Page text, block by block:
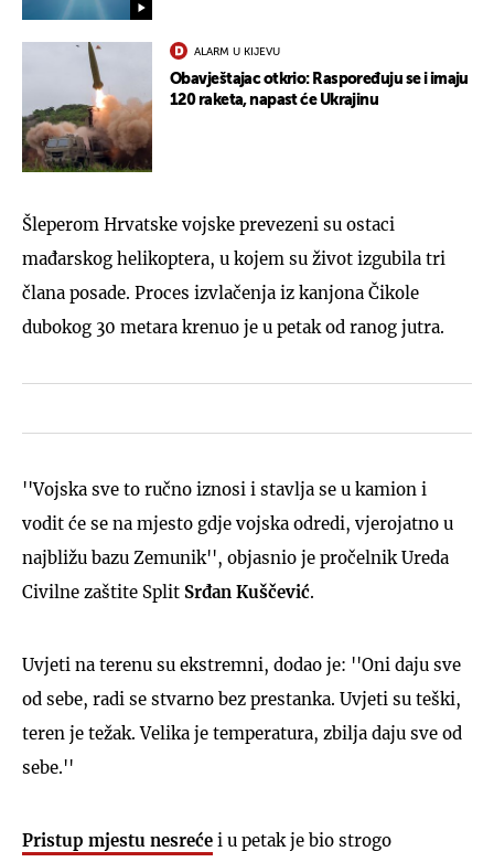
ALARM U KIJEVU
Obavještajac otkrio: Raspoređuju se i imaju
120 raketa, napast će Ukrajinu
Šleperom Hrvatske vojske prevezeni su ostaci
mađarskog helikoptera, u kojem su život izgubila tri
člana posade. Proces izvlačenja iz kanjona Čikole
dubokog 30 metara krenuo je u petak od ranog jutra.
''Vojska sve to ručno iznosi i stavlja se u kamion i
vodit će se na mjesto gdje vojska odredi, vjerojatno u
najbližu bazu Zemunik'', objasnio je pročelnik Ureda
Civilne zaštite Split Srđan Kuščević.
Uvjeti na terenu su ekstremni, dodao je: ''Oni daju sve
od sebe, radi se stvarno bez prestanka. Uvjeti su teški,
teren je težak. Velika je temperatura, zbilja daju sve od
sebe.''
Pristup mjestu nesreće i u petak je bio strogo